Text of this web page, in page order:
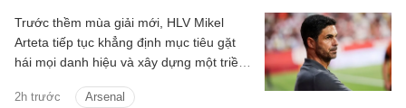
2h trước Arsenal
Trước thềm mùa giải mới, HLV Mikel
Arteta tiếp tục khẳng định mục tiêu gặt
hái mọi danh hiệu và xây dựng một triều